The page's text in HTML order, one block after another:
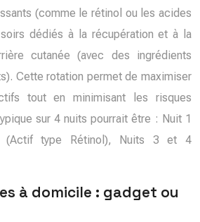
(comme le rétinol ou les acides
dédiés à la récupération et à la
cutanée (avec des ingrédients
Cette rotation permet de maximiser
tout en minimisant les risques
sur 4 nuits pourrait être : Nuit 1
(Actif type Rétinol), Nuits 3 et 4
à domicile : gadget ou